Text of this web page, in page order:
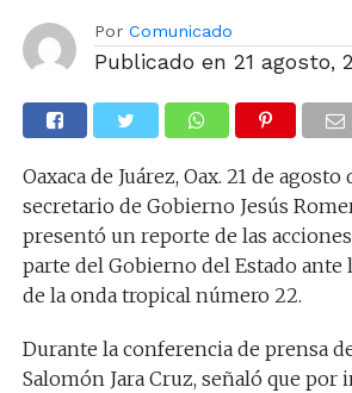
Por Comunicado
Publicado en 21 agosto,
Oaxaca de Juárez, Oax. 21 de agosto
secretario de Gobierno Jesús
presentó un reporte de las
parte del Gobierno del Estado ante
de la onda tropical número 22.
Durante la conferencia de prensa
Salomón Jara Cruz, señaló que por